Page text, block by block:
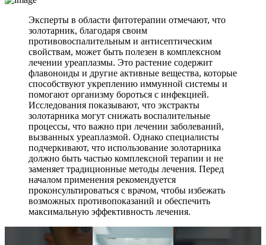
Эксперты в области фитотерапии отмечают, что
золотарник, благодаря своим
противовоспалительным и антисептическим
свойствам, может быть полезен в комплексном
лечении уреаплазмы. Это растение содержит
флавоноиды и другие активные вещества, которые
способствуют укреплению иммунной системы и
помогают организму бороться с инфекцией.
Исследования показывают, что экстракты
золотарника могут снижать воспалительные
процессы, что важно при лечении заболеваний,
вызванных уреаплазмой. Однако специалисты
подчеркивают, что использование золотарника
должно быть частью комплексной терапии и не
заменяет традиционные методы лечения. Перед
началом применения рекомендуется
проконсультироваться с врачом, чтобы избежать
возможных противопоказаний и обеспечить
максимальную эффективность лечения.